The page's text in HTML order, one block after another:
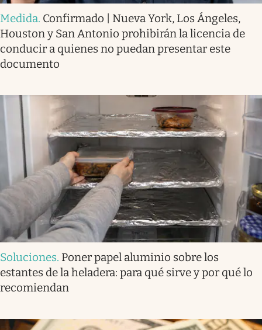
Medida. Confirmado | Nueva York, Los Ángeles,
Houston y San Antonio prohibirán la licencia de
conducir a quienes no puedan presentar este
documento
Soluciones. Poner papel aluminio sobre los
estantes de la heladera: para qué sirve y por qué lo
recomiendan